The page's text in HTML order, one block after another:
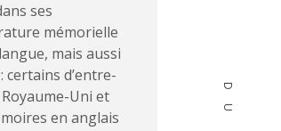
ses
mémorielle
mais aussi
certains d’entre-
Uni et
en anglais